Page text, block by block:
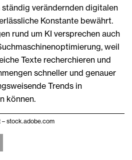
ständig verändernden digitalen
Konstante bewährt.
rund um KI versprechen auch
weil
Texte recherchieren und
schneller und genauer
Trends in
können.
stock.adobe.com